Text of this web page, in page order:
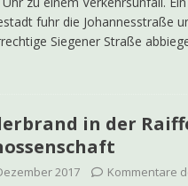
e.V. freut sich über steigende
kfd
Traditionelles Schlachtfest in der
fuhr die Johannesstraße
Siegener Straße
in der
2017 Kommentare